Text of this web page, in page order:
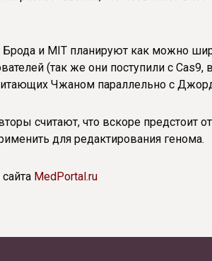
Брода и MIT планируют как можно
(так же они поступили с
Чжаном параллельно с
считают, что вскоре
для редактирования генома.
MedPortal.ru